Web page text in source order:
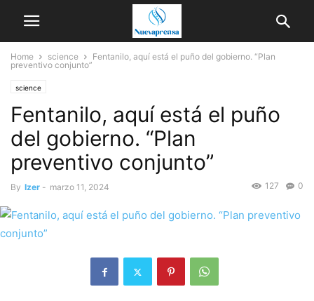
Home science
Fentanilo, aquí está el puño del gobierno. “Plan
preventivo conjunto”
science
Fentanilo, aquí está el puño
del gobierno. “Plan
preventivo conjunto”
By Izer - marzo 11, 2024 0
127